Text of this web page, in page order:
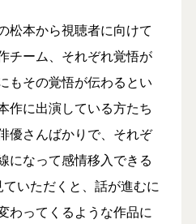
松本から視聴者に向けて
チーム、それぞれ覚悟が
もその覚悟が伝わるとい
作に出演している方たち
優さんばかりで、それぞ
になって感情移入できる
いただくと、話が進むに
わってくるような作品に